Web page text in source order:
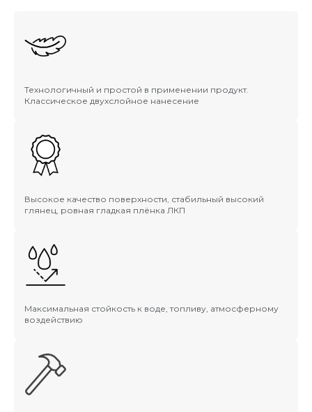
Технологичный и простой в применении продукт.
Классическое двухслойное нанесение
Высокое качество поверхности, стабильный высокий
глянец, ровная гладкая плёнка ЛКП
Максимальная стойкость к воде, топливу, атмосферному
воздействию